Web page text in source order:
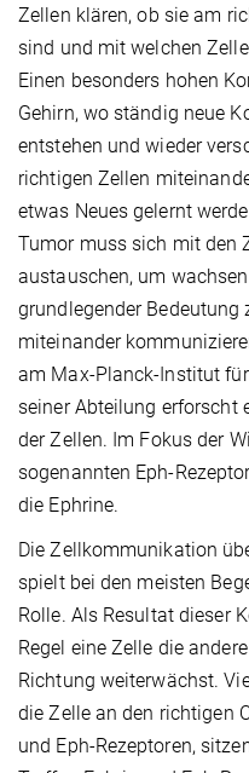
Zellen klären, ob sie am
sind und mit welchen
Einen besonders hohen
Gehirn, wo ständig neue
entstehen und wieder
richtigen Zellen
etwas Neues gelernt
Tumor muss sich mit den
austauschen, um
grundlegender Bedeutung
miteinander
am Max-Planck-Institut
seiner Abteilung erforscht
der Zellen. Im Fokus der
sogenannten Eph-
die Ephrine.
Die Zellkommunikation
spielt bei den meisten
Rolle. Als Resultat dieser
Regel eine Zelle die
Richtung weiterwächst.
die Zelle an den richtigen
und Eph-Rezeptoren,